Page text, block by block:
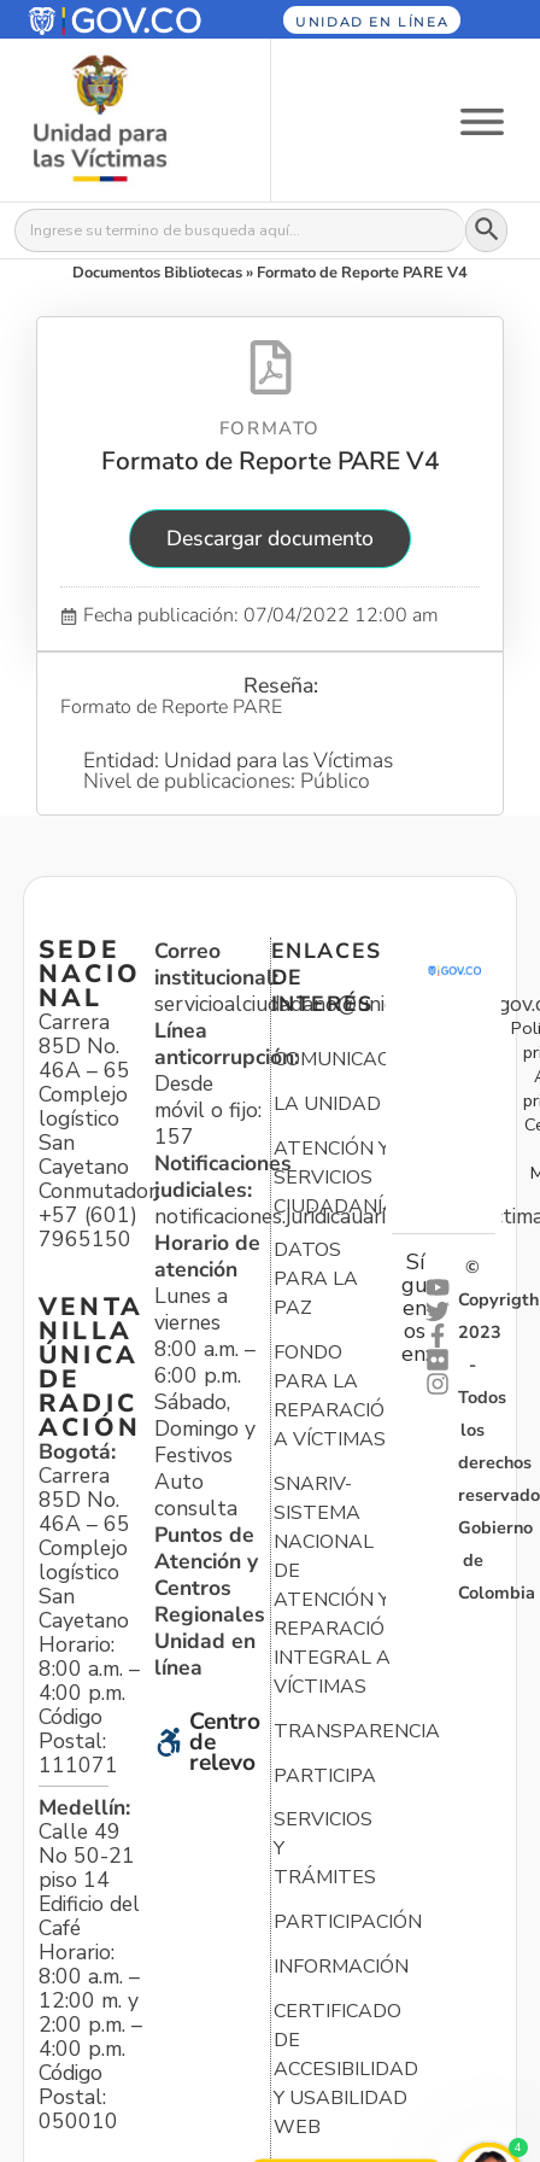
UNIDAD EN LÍNEA
Buscar: Botón
Documentos Bibliotecas» Formato de Reporte PARE V4
FORMATO
Formato de Reporte PARE V4
Descargar documento
Fecha publicación: 07/04/2022 12:00 am
Reseña:
Formato de Reporte PARE
Entidad: Unidad para las Víctimas
Nivel de publicaciones: Público
SEDE
NACIO
NAL
Carrera
85D No.
46A – 65
Complejo
logístico
San
Cayetano
Conmutador:
+57 (601)
7965150
VENTA
NILLA
ÚNICA
DE
RADIC
ACIÓN
Bogotá:
Carrera
85D No.
46A – 65
Complejo
logístico
San
Cayetano
Horario:
8:00 a.m. –
4:00 p.m.
Código
Postal:
111071
Medellín:
Calle 49
No 50-21
piso 14
Edificio del
Café
Horario:
8:00 a.m. –
12:00 m. y
2:00 p.m. –
4:00 p.m.
Código
Postal:
050010
Correo
institucional:
Línea
anticorrupción:
Desde
móvil o fijo:
157
Notificaciones
judiciales:
Horario de
atención
Lunes a
viernes
8:00 a.m. –
6:00 p.m.
Sábado,
Domingo y
Festivos
Auto
consulta
Puntos de
Atención y
Centros
Regionales
Unidad en
línea
Centro
de
relevo
ENLACES
DE
INTERÉS
COMUNICACIONES
LA UNIDAD
ATENCIÓN Y
SERVICIOS
CIUDADANÍA
DATOS
PARA LA
PAZ
FONDO
PARA LA
REPARACIÓN
A VÍCTIMAS
SNARIV-
SISTEMA
NACIONAL
DE
ATENCIÓN Y
REPARACIÓN
INTEGRAL A
VÍCTIMAS
TRANSPARENCIA
PARTICIPA
SERVICIOS
Y
TRÁMITES
PARTICIPACIÓN
INFORMACIÓN
CERTIFICADO
DE
ACCESIBILIDAD
Y USABILIDAD
WEB
Sí
gu
en
os
en:
©
Copyrigth
2023
-
Todos
los
derechos
Gobierno
de
Colombia
4